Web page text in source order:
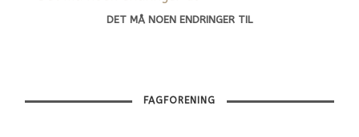
DET MÅ NOEN ENDRINGER TIL
FAGFORENING